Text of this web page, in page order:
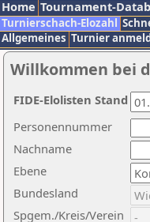
Home Tournament-
Turnierschach-Elozahl
Allgemeines Turnier
Willkommen bei
Nachname
Ebene
Personennummer
Bundesland
Spgem./Kreis/Verein
FIDE-Elolisten Stand